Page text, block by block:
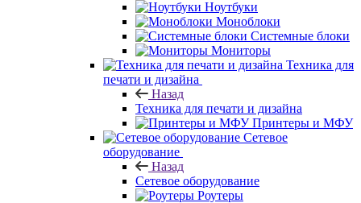
Ноутбуки
Моноблоки
Системные блоки
Мониторы
Техника для
печати и дизайна
Назад
Техника для печати и дизайна
Принтеры и МФУ
Сетевое
оборудование
Назад
Сетевое оборудование
Роутеры